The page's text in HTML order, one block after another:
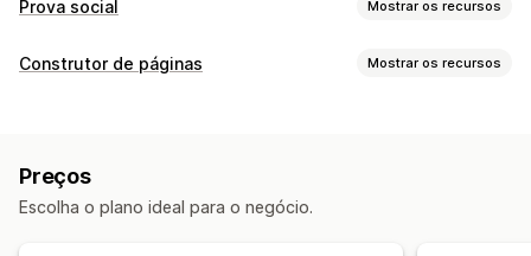
Prova social Mostrar os recursos
Tipos de conteúdo
Contagem de avaliações
Links de redes sociais
Construtor de páginas Mostrar os recursos
Coleções
Perguntas frequentes Páginas de centrais de ajuda
Preços
Escolha o plano ideal para o negócio.